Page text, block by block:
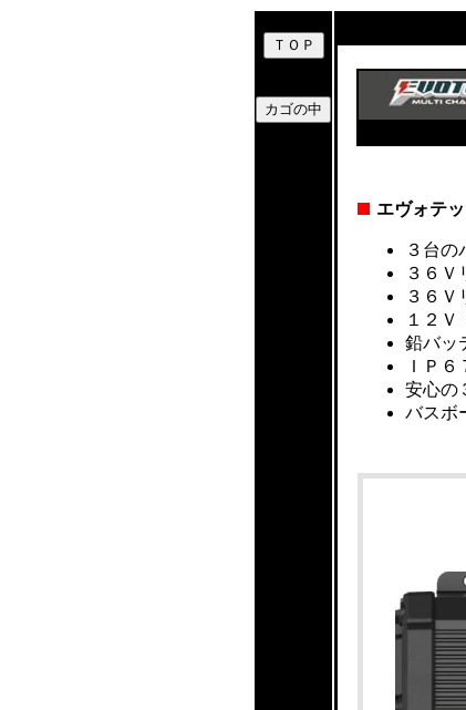
エヴォテ
３台
３６
３６Ｖ
１２
鉛バッ
ＩＰ
安心の
バスボ